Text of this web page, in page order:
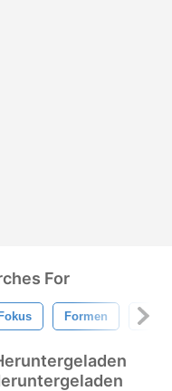
For
Fokus Formen